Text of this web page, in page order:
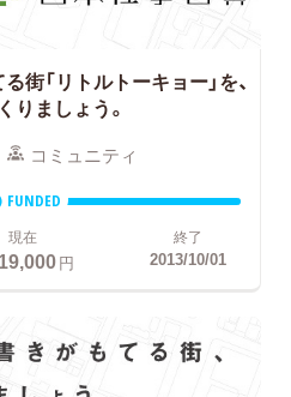
街「リトルトーキョー」を、
りましょう。
コミュニティ
FUNDED
現在
円
終了
2013/10/01